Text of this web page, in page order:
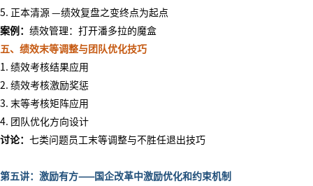
5. 正本清源 —绩效复盘之变终点为起点
案例： 绩效管理：打开潘多拉的魔盒
五、绩效末等调整与团队优化技巧
1. 绩效考核结果应用
2. 绩效考核激励奖惩
3. 末等考核矩阵应用
4. 团队优化方向设计
讨论： 七类问题员工末等调整与不胜任退出技巧
第五讲：激励有方——国企改革中激励优化和约束机制